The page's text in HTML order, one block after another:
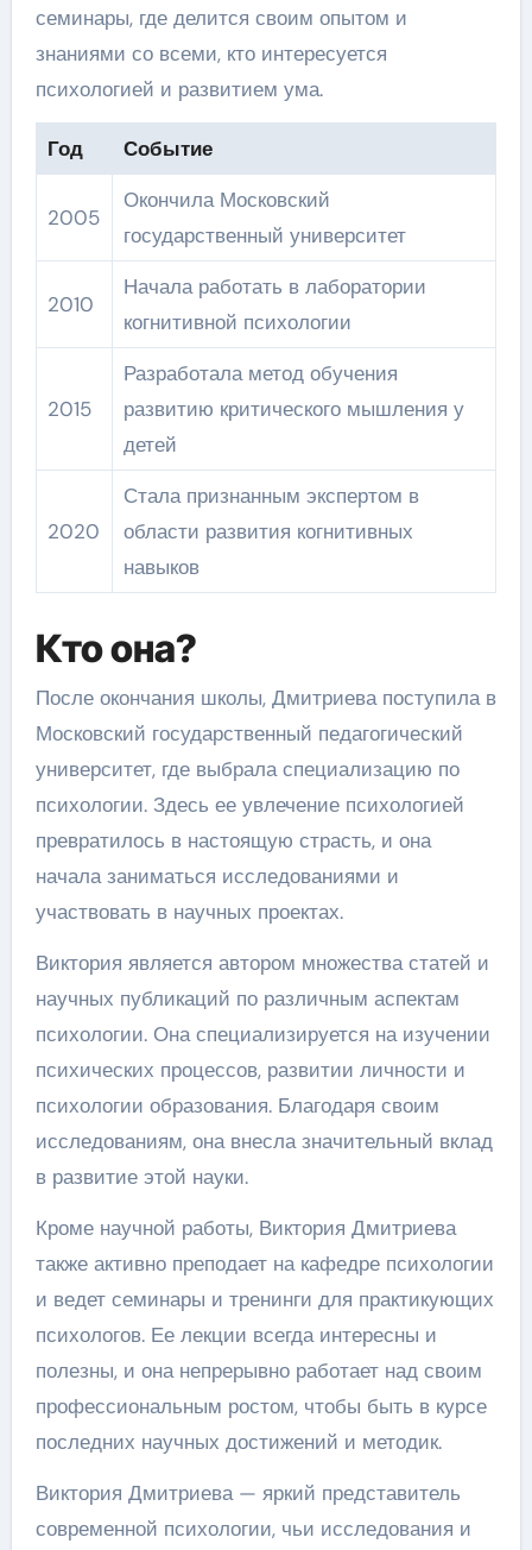
семинары, где делится своим опытом и
знаниями со всеми, кто интересуется
психологией и развитием ума.
Год Событие
2005
Окончила Московский
государственный университет
2010
Начала работать в лаборатории
когнитивной психологии
2015
Разработала метод обучения
развитию критического мышления у
детей
2020
Стала признанным экспертом в
области развития когнитивных
навыков
Кто она?
После окончания школы, Дмитриева поступила в
Московский государственный педагогический
университет, где выбрала специализацию по
психологии. Здесь ее увлечение психологией
превратилось в настоящую страсть, и она
начала заниматься исследованиями и
участвовать в научных проектах.
Виктория является автором множества статей и
научных публикаций по различным аспектам
психологии. Она специализируется на изучении
психических процессов, развитии личности и
психологии образования. Благодаря своим
исследованиям, она внесла значительный вклад
в развитие этой науки.
Кроме научной работы, Виктория Дмитриева
также активно преподает на кафедре психологии
и ведет семинары и тренинги для практикующих
психологов. Ее лекции всегда интересны и
полезны, и она непрерывно работает над своим
профессиональным ростом, чтобы быть в курсе
последних научных достижений и методик.
Виктория Дмитриева — яркий представитель
современной психологии, чьи исследования и